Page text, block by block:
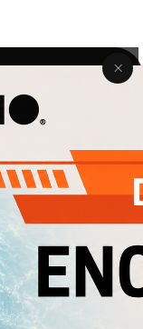
O que começou
para
de referência na
e Arquitetura.